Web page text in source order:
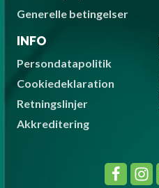
Generelle betingelser
INFO
Persondatapolitik
Cookiedeklaration
Retningslinjer
Akkreditering